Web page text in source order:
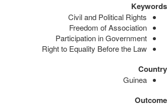
Keywords
Civil and Political Rights
Freedom of Association
Participation in Government
Right to Equality Before the Law
Country
Guinea
Outcome